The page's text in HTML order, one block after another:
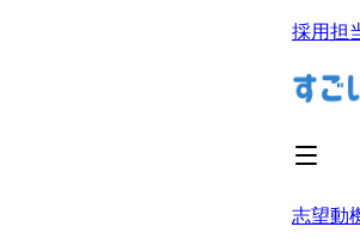
採用担
志望動